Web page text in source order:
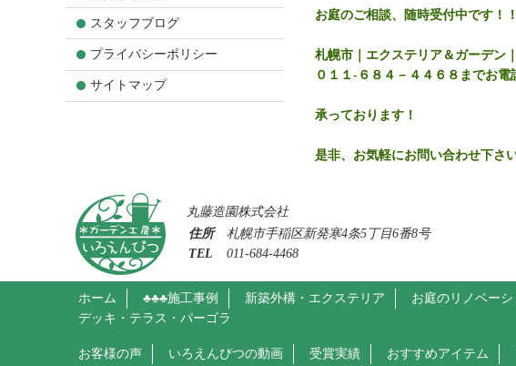
お庭のご相談、随時受付中です！！
札幌市｜エクステリア＆ガーデン
０１１-６８４－４４６８までお電
承っております！
是非、お気軽にお問い合わせ下さ
スタッフブログ
プライバシーポリシー
サイトマップ
丸藤造園株式会社
住所
札幌市手稲区新発寒4条5丁目6番8号
TEL
011-684-4468
ホーム ♣♣♣施工事例 新築外構・エクステリア お庭のリノベーシ
デッキ・テラス・パーゴラ
お客様の声 いろえんぴつの動画 受賞実績 おすすめアイテム